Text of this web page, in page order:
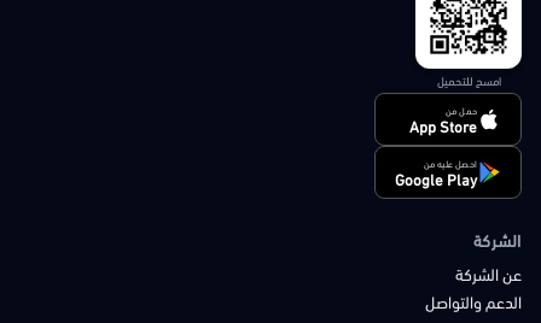
امسح للتحميل
حمل من
App Store
احصل عليه من
Google Play
الشركة
عن الشركة
الدعم والتواصل